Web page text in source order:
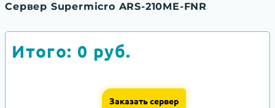
Сервер Supermicro ARS-210ME-FNR
Итого: 0 руб.
Заказать сервер